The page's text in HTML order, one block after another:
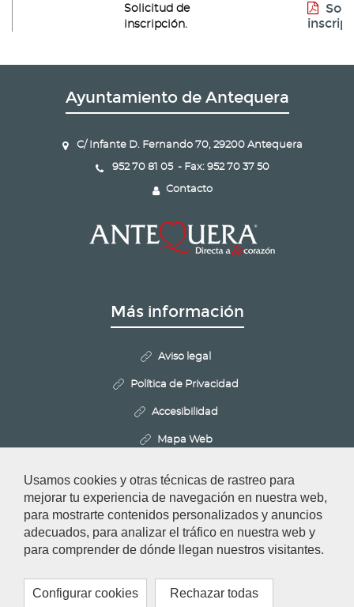
Usamos cookies y otras técnicas de rastreo para
mejorar tu experiencia de navegación en nuestra web,
para mostrarte contenidos personalizados y anuncios
adecuados, para analizar el tráfico en nuestra web y
para comprender de dónde llegan nuestros visitantes.
Configurar cookies Rechazar todas
Solicitud de
inscripción.
Ayuntamiento de Antequera
C/ Infante D. Fernando 70, 29200 Antequera
952 70 81 05 - Fax: 952 70 37 50
Contacto
Más información
Aviso legal
Política de Privacidad
Accesibilidad
Mapa Web
Configurar cookies
Redes Sociales